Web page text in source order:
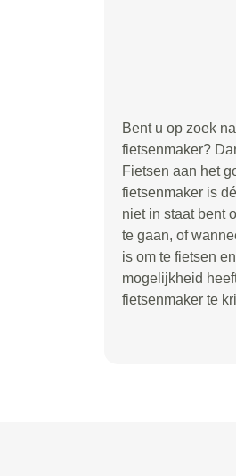
Bent u op zoek
fietsenmaker?
Fietsen aan het
fietsenmaker is
niet in staat bent
te gaan, of
is om te fietsen
mogelijkheid
fietsenmaker te